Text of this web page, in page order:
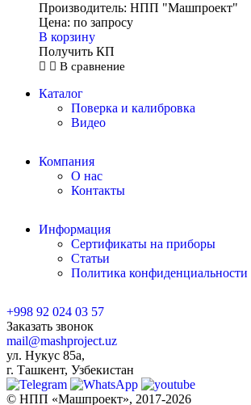
Производитель: НПП "Машпроект"
Цена: по запросу
В корзину
Получить КП
В сравнение
Каталог
Поверка и калибровка
Видео
Компания
О нас
Контакты
Информация
Сертификаты на приборы
Статьи
Политика конфиденциальности
+998 92 024 03 57
Заказать звонок
mail@mashproject.uz
ул. Нукус 85а,
г. Ташкент, Узбекистан
© НПП «Машпроект», 2017-2026